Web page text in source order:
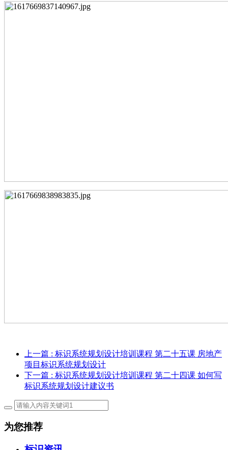
上一篇 : 标识系统规划设计培训课程 第二十五课 房地产
项目标识系统规划设计
下一篇 : 标识系统规划设计培训课程 第二十四课 如何写
标识系统规划设计建议书
为您推荐